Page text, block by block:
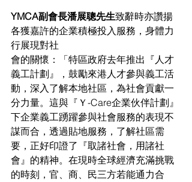
YMCA副會長潘展聰先生致辭時亦讚揚
各獲嘉許的企業積極投入服務，身體力
行展現對社
會的關懷：「特區政府去年推出『人才
義工計劃』，鼓勵來港人才參與義工活
動，深入了解本地社區，為社會貢獻一
分力量。這與『Ｙ-Care企業伙伴計劃』
下企業義工踴躍參與社會服務的表現不
謀而合，透過貼地服務，了解社區需
要，正好印證了『取諸社會，用諸社
會』的精神。在現時全球經濟充滿挑戰
的時刻，官、商、民三方若能通力合